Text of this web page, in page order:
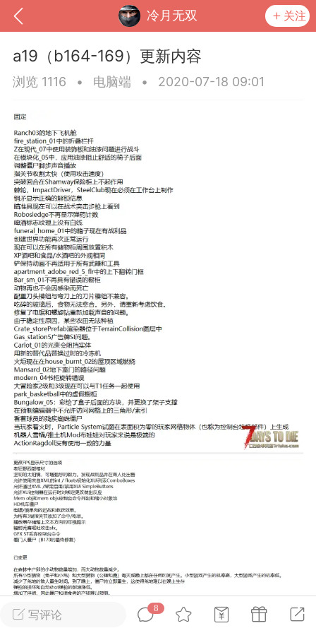
冷月无双 关注
我的钱包 道具
MOD下载 攻略教程
大人
Lv.8
02-10 15:45
电脑端
卖挂
禁止发布联机可用的作弊模组，
单机辅助引流私下售卖服务器外挂！
作弊模组的发布规范近期收到一些信息
作弊模组在联机服务器使用,为了维护游
环境，中文网特此发布以下声明，规范
模组的发布行为：1. *...
汉
大人
Lv.8
写评论
8
a19（b164-169）更新内容
浏览 1116 • 电脑端 • 2020-07-18 09:01